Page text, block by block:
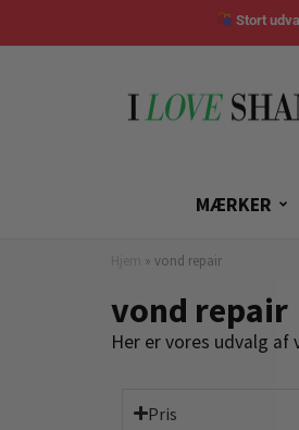
Stort
MÆRKER
» vond repair
vond repair
Her er vores udvalg af
Pris